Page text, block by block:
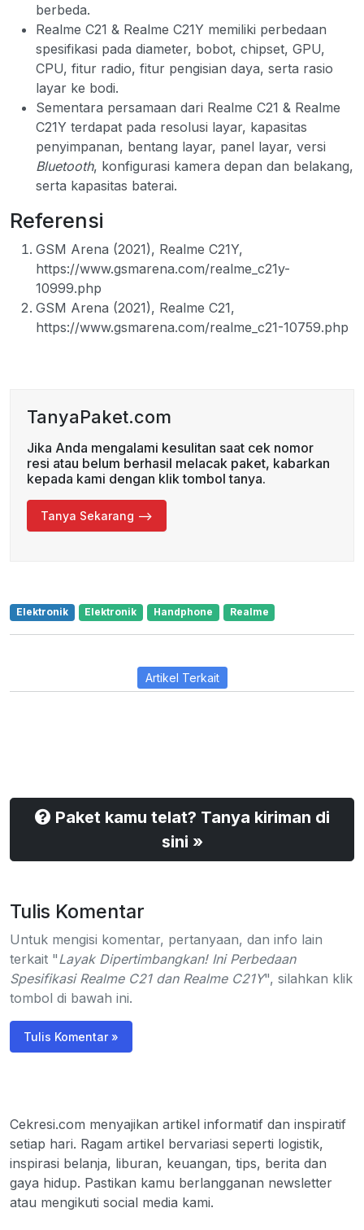
berbeda.
Realme C21 & Realme C21Y memiliki perbedaan
spesifikasi pada diameter, bobot, chipset, GPU,
CPU, fitur radio, fitur pengisian daya, serta rasio
layar ke bodi.
Sementara persamaan dari Realme C21 & Realme
C21Y terdapat pada resolusi layar, kapasitas
penyimpanan, bentang layar, panel layar, versi
Bluetooth, konfigurasi kamera depan dan belakang,
serta kapasitas baterai.
Referensi
GSM Arena (2021), Realme C21Y,
https://www.gsmarena.com/realme_c21y-
10999.php
GSM Arena (2021), Realme C21,
https://www.gsmarena.com/realme_c21-10759.php
TanyaPaket.com
Jika Anda mengalami kesulitan saat cek nomor
resi atau belum berhasil melacak paket, kabarkan
kepada kami dengan klik tombol tanya.
Tanya Sekarang -->
Elektronik Elektronik Handphone Realme
Artikel Terkait
Paket kamu telat? Tanya kiriman di
sini »
Tulis Komentar
Untuk mengisi komentar, pertanyaan, dan info lain
terkait "Layak Dipertimbangkan! Ini Perbedaan
Spesifikasi Realme C21 dan Realme C21Y", silahkan klik
tombol di bawah ini.
Tulis Komentar »
Cekresi.com menyajikan artikel informatif dan inspiratif
setiap hari. Ragam artikel bervariasi seperti logistik,
inspirasi belanja, liburan, keuangan, tips, berita dan
gaya hidup. Pastikan kamu berlangganan newsletter
atau mengikuti social media kami.